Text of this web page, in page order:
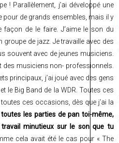
! Parallèlement, j’ai développé une
pour de grands ensembles, mais il y
façon de le faire. J’aime le son du
groupe de jazz. Je travaille avec des
souvent avec de jeunes musiciens.
des musiciens non- professionnels.
principaux, j’ai joué avec des gens
le Big Band de la WDR. Toutes ces
ces occasions, dès que j’ai la
toutes les parties de pan toi-même,
minutieux sur le son que tu
cela avait été le cas pour « The